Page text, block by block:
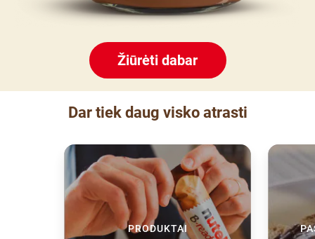
Žiūrėti dabar
Dar tiek daug visko atrasti
PRODUKTAI